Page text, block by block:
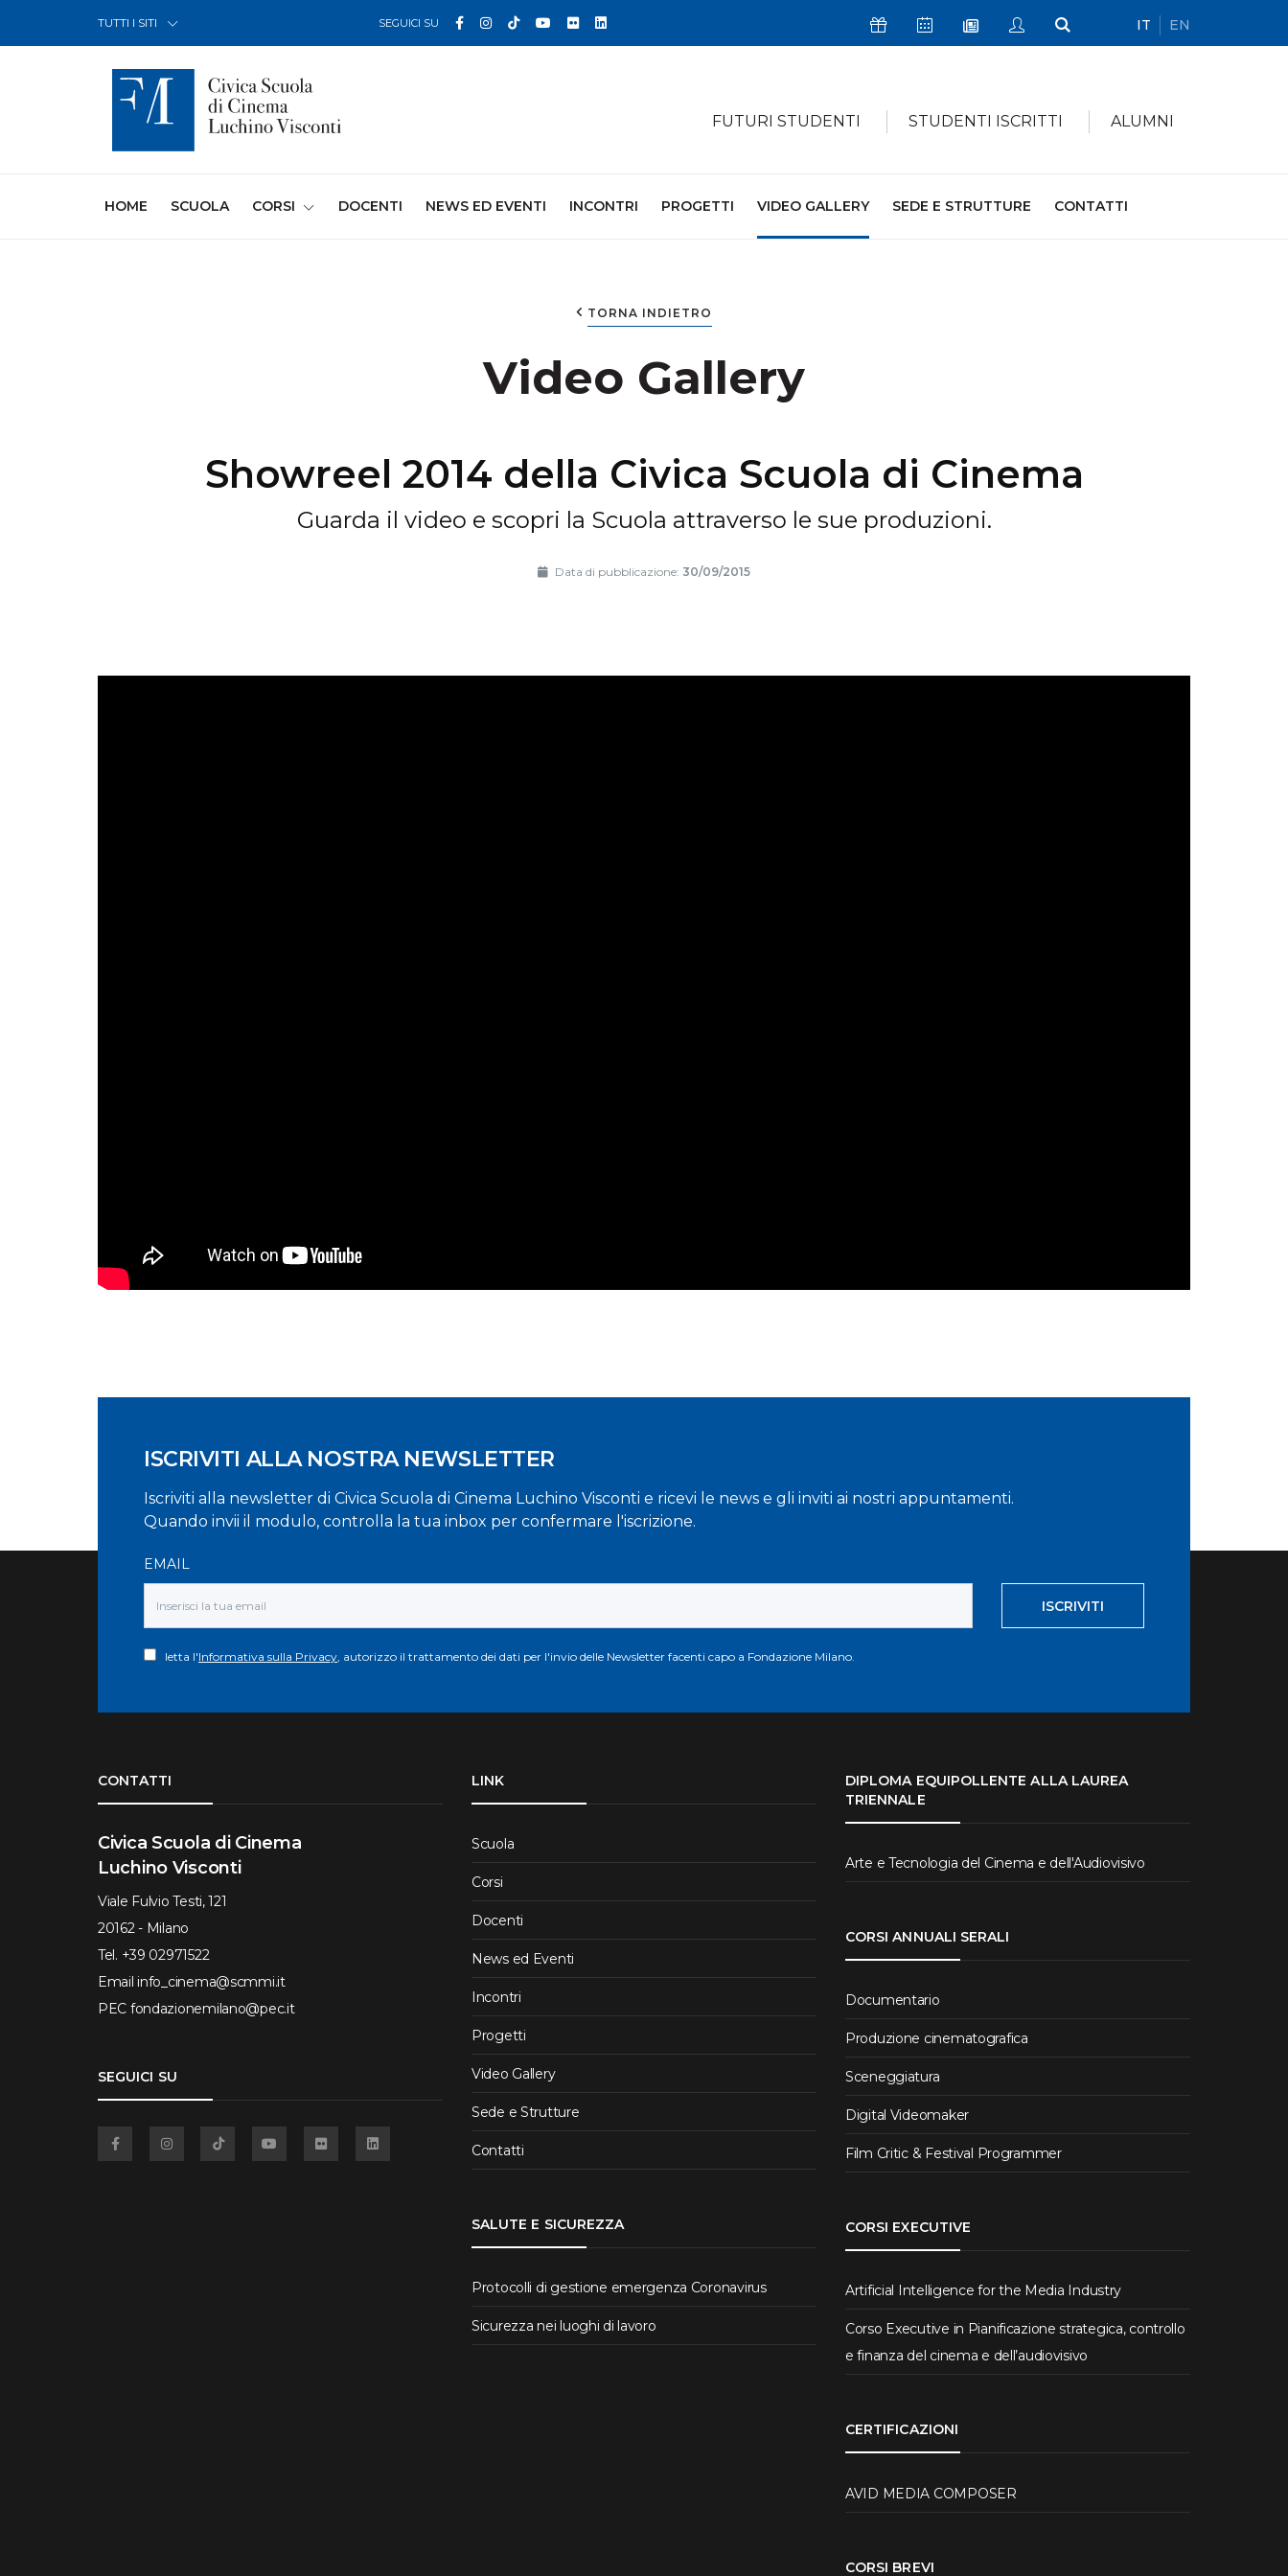
TUTTI I SITI SEGUICI SU Facebook
Instagram
TikTokYouTube
FlickrLinkedin Icona SostieniciIcona Calendario Eventi
Icona Newsletter
Icona My Civica
Icona Cerca
IT EN
FUTURI STUDENTI STUDENTI ISCRITTI ALUMNI
HOME (CURRENT)
SCUOLA CORSI DOCENTI NEWS ED EVENTI INCONTRI PROGETTI VIDEO GALLERY SEDE E STRUTTURE CONTATTI
TORNA INDIETRO
Video Gallery
Showreel 2014 della Civica Scuola di Cinema
Guarda il video e scopri la Scuola attraverso le sue produzioni.
Data di pubblicazione: 30/09/2015
ISCRIVITI ALLA NOSTRA NEWSLETTER
Iscriviti alla newsletter di Civica Scuola di Cinema Luchino Visconti e ricevi le news e gli inviti ai nostri appuntamenti.
Quando invii il modulo, controlla la tua inbox per confermare l'iscrizione.
EMAIL
ISCRIVITI
letta l'Informativa sulla Privacy , autorizzo il trattamento dei dati per l'invio delle Newsletter facenti capo a Fondazione Milano.
CONTATTI
Civica Scuola di Cinema
Luchino Visconti
Viale Fulvio Testi, 121
20162 - Milano
Tel. +39 02971522
Email info_cinema@scmmi.it
PEC fondazionemilano@pec.it
SEGUICI SU
LINK
Scuola
Corsi
Docenti
News ed Eventi
Incontri
Progetti
Video Gallery
Sede e Strutture
Contatti
SALUTE E SICUREZZA
Protocolli di gestione emergenza Coronavirus
Sicurezza nei luoghi di lavoro
DIPLOMA EQUIPOLLENTE ALLA LAUREA
TRIENNALE
Arte e Tecnologia del Cinema e dell'Audiovisivo
CORSI ANNUALI SERALI
Documentario
Produzione cinematografica
Sceneggiatura
Digital Videomaker
Film Critic & Festival Programmer
CORSI EXECUTIVE
Artificial Intelligence for the Media Industry
Corso Executive in Pianificazione strategica, controllo
e finanza del cinema e dell’audiovisivo
CERTIFICAZIONI
AVID MEDIA COMPOSER
CORSI BREVI